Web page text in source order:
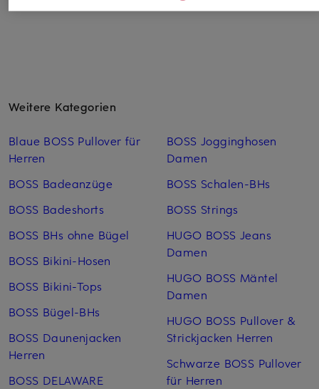
Weitere Kategorien
Blaue BOSS Pullover für
Herren
BOSS Badeanzüge
BOSS Badeshorts
BOSS BHs ohne Bügel
BOSS Bikini-Hosen
BOSS Bikini-Tops
BOSS Bügel-BHs
BOSS Daunenjacken
Herren
BOSS DELAWARE
BOSS Jogginghosen
Damen
BOSS Schalen-BHs
BOSS Strings
HUGO BOSS Jeans
Damen
HUGO BOSS Mäntel
Damen
HUGO BOSS Pullover &
Strickjacken Herren
Schwarze BOSS Pullover
für Herren